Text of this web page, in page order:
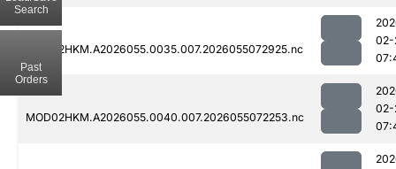
MOD02HKM.A2026055.0035.007.2026055072925.nc
02-
MOD02HKM.A2026055.0040.007.2026055072253.nc
02-
Search
Past
Orders